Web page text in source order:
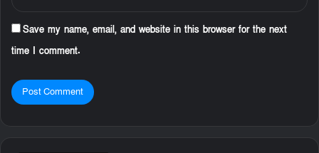
Save my name, email, and website in this browser for the next
time I comment.